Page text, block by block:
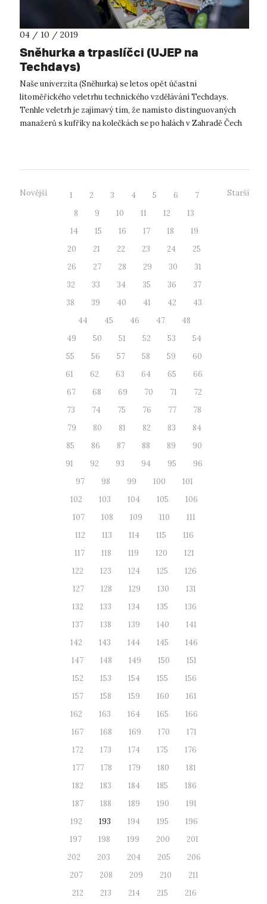
04 / 10 / 2019
Sněhurka a trpaslíčci (UJEP na
Techdays)
Naše univerzita (Sněhurka) se letos opět účastní
litoměřického veletrhu technického vzdělávání Techdays.
Tenhle veletrh je zajímavý tím, že namísto distinguovaných
manažerů s kufříky na kolečkách se po halách v Zahradě Čech
Novější 1 2 3 4 5 6
7
8
9 10 11 12
13
14
15 16 17 18
19
20
21 22 23 24
25
26
27 28 29 30
31
32
33 34 35 36
37
38
39 40 41 42
43
44
45 46 47
48
49
50 51 52 53
54
55
56 57 58 59
60
61
62 63 64 65
66
67
68 69 70 71
72
73
74 75 76 77
78
79
80 81 82 83
84
85
86 87 88 89
90
91
92 93 94 95
96
97
98 99 100
101
102
103 104 105
106
107
108 109 110
111
112
113 114 115
116
117
118 119 120
121
122
123 124 125
126
127
128 129 130
131
132
133 134 135
136
137
138 139 140
141
142
143 144 145
146
147
148 149 150
151
152
153 154 155
156
157
158 159 160
161
162
163 164 165
166
167
168 169 170
171
172
173 174 175
176
177
178 179 180
181
182
183 184 185
186
187
188 189 190
191
192
193 194 195
196
197
198 199 200
201
202
203 204 205
206
207
208 209 210
211
212
213 214 215
216
Starší